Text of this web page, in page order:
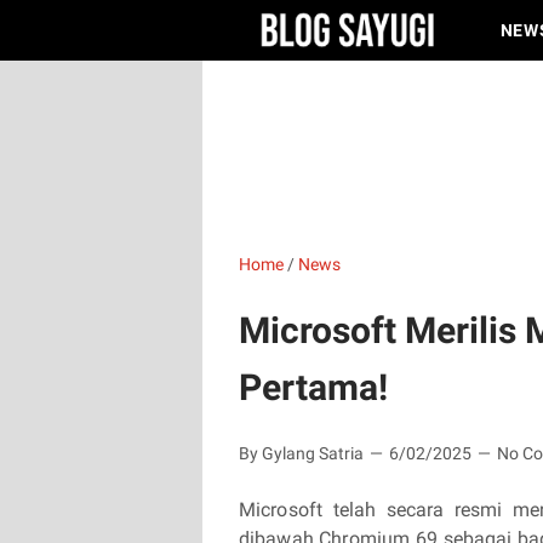
Home / News
Microsoft Merilis
Pertama!
By Gylang Satria 6/02/2025 No
Microsoft telah secara resmi